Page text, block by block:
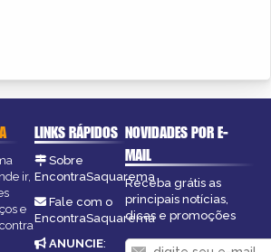
ir,
e
LINKS RÁPIDOS
Sobre
EncontraSaquarema
Fale com o
EncontraSaquarema
ANUNCIE:
NOVIDADES POR E-
MAIL
Receba grátis as
principais notícias,
dicas e promoções